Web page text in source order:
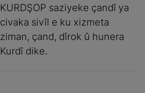
KURDŞOP saziyeke çandî ya
civaka sivîl e ku xizmeta
ziman, çand, dîrok û hunera
Kurdî dike.